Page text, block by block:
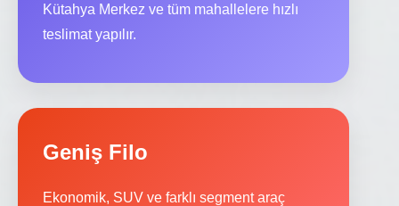
Kütahya Merkez ve tüm mahallelere hızlı
teslimat yapılır.
Geniş Filo
Ekonomik, SUV ve farklı segment araç